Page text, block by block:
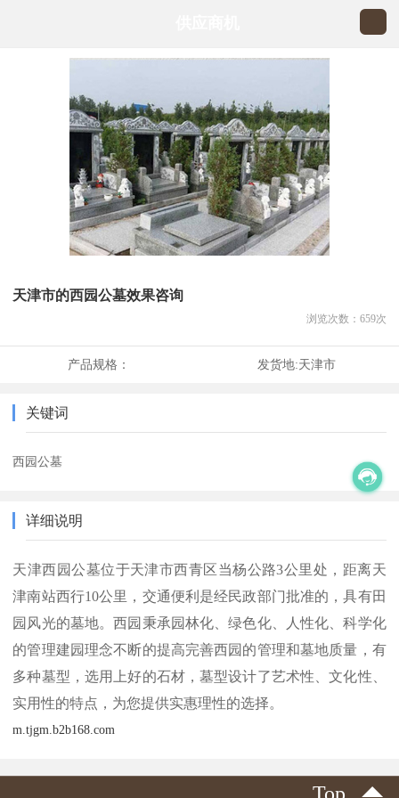
天津市的西园公墓效果咨询
浏览次数： 659次
产品规格： 发货地:天津市
关键词
西园公墓
详细说明
天津西园公墓位于天津市西青区当杨公路3公里处，距离天
津南站西行10公里，交通便利是经民政部门批准的，具有田
园风光的墓地。西园秉承园林化、绿色化、人性化、科学化
的管理建园理念不断的提高完善西园的管理和墓地质量，有
多种墓型，选用上好的石材，墓型设计了艺术性、文化性、
实用性的特点，为您提供实惠理性的选择。
m.tjgm.b2b168.com
Top